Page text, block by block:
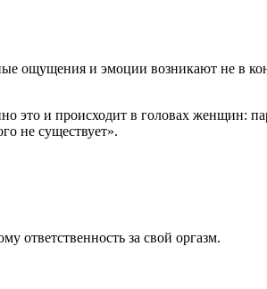
ощущения и эмоции возникают не в
это и происходит в головах женщин:
не существует».
ответственность за свой оргазм.